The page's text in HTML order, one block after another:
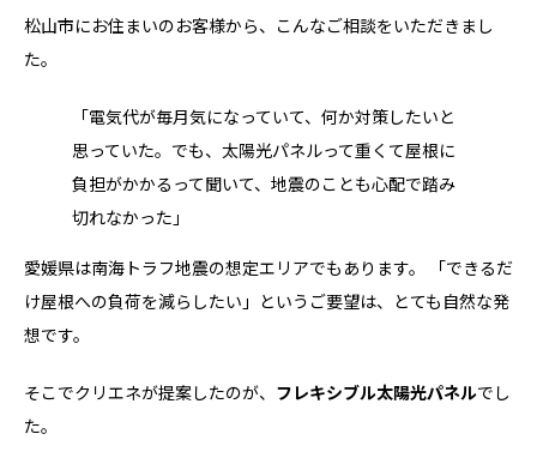
松山市にお住まいのお客様から、こんなご相談をいただきまし
た。
「電気代が毎月気になっていて、何か対策したいと
思っていた。でも、太陽光パネルって重くて屋根に
負担がかかるって聞いて、地震のことも心配で踏み
切れなかった」
愛媛県は南海トラフ地震の想定エリアでもあります。 「できるだ
け屋根への負荷を減らしたい」というご要望は、とても自然な発
想です。
そこでクリエネが提案したのが、 フレキシブル太陽光パネルでし
た。